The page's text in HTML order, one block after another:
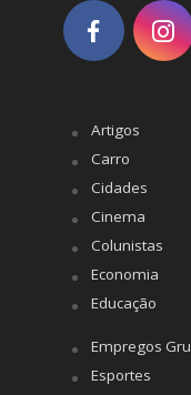
Artigos
Carro
Cidades
Cinema
Colunistas
Economia
Educação
Empregos Gru
Esportes